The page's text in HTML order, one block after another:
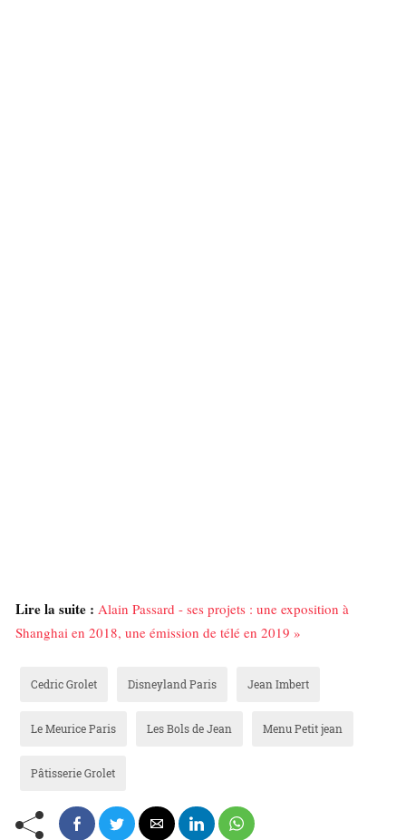
Lire la suite : Alain Passard - ses projets : une exposition à
Shanghai en 2018, une émission de télé en 2019 »
Cedric Grolet Disneyland Paris Jean Imbert
Le Meurice Paris Les Bols de Jean Menu Petit jean
Pâtisserie Grolet